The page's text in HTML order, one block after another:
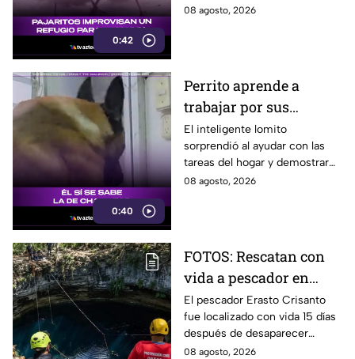
0:42
aguacero y conmovieron a
08 agosto, 2026
0:40
Perrito aprende a
trabajar por sus
premios y se vuelve
viral
El inteligente lomito
sorprendió al ayudar con las
tareas del hogar y demostrar
que ya conoce la fórmula:
08 agosto, 2026
FOTOS: Rescatan con
vida a pescador en
cenote a 100 metros de
profundidad;
sobrevivió 15 días
El pescador Erasto Crisanto
fue localizado con vida 15 días
después de desaparecer
mientras pescaba en un
08 agosto, 2026